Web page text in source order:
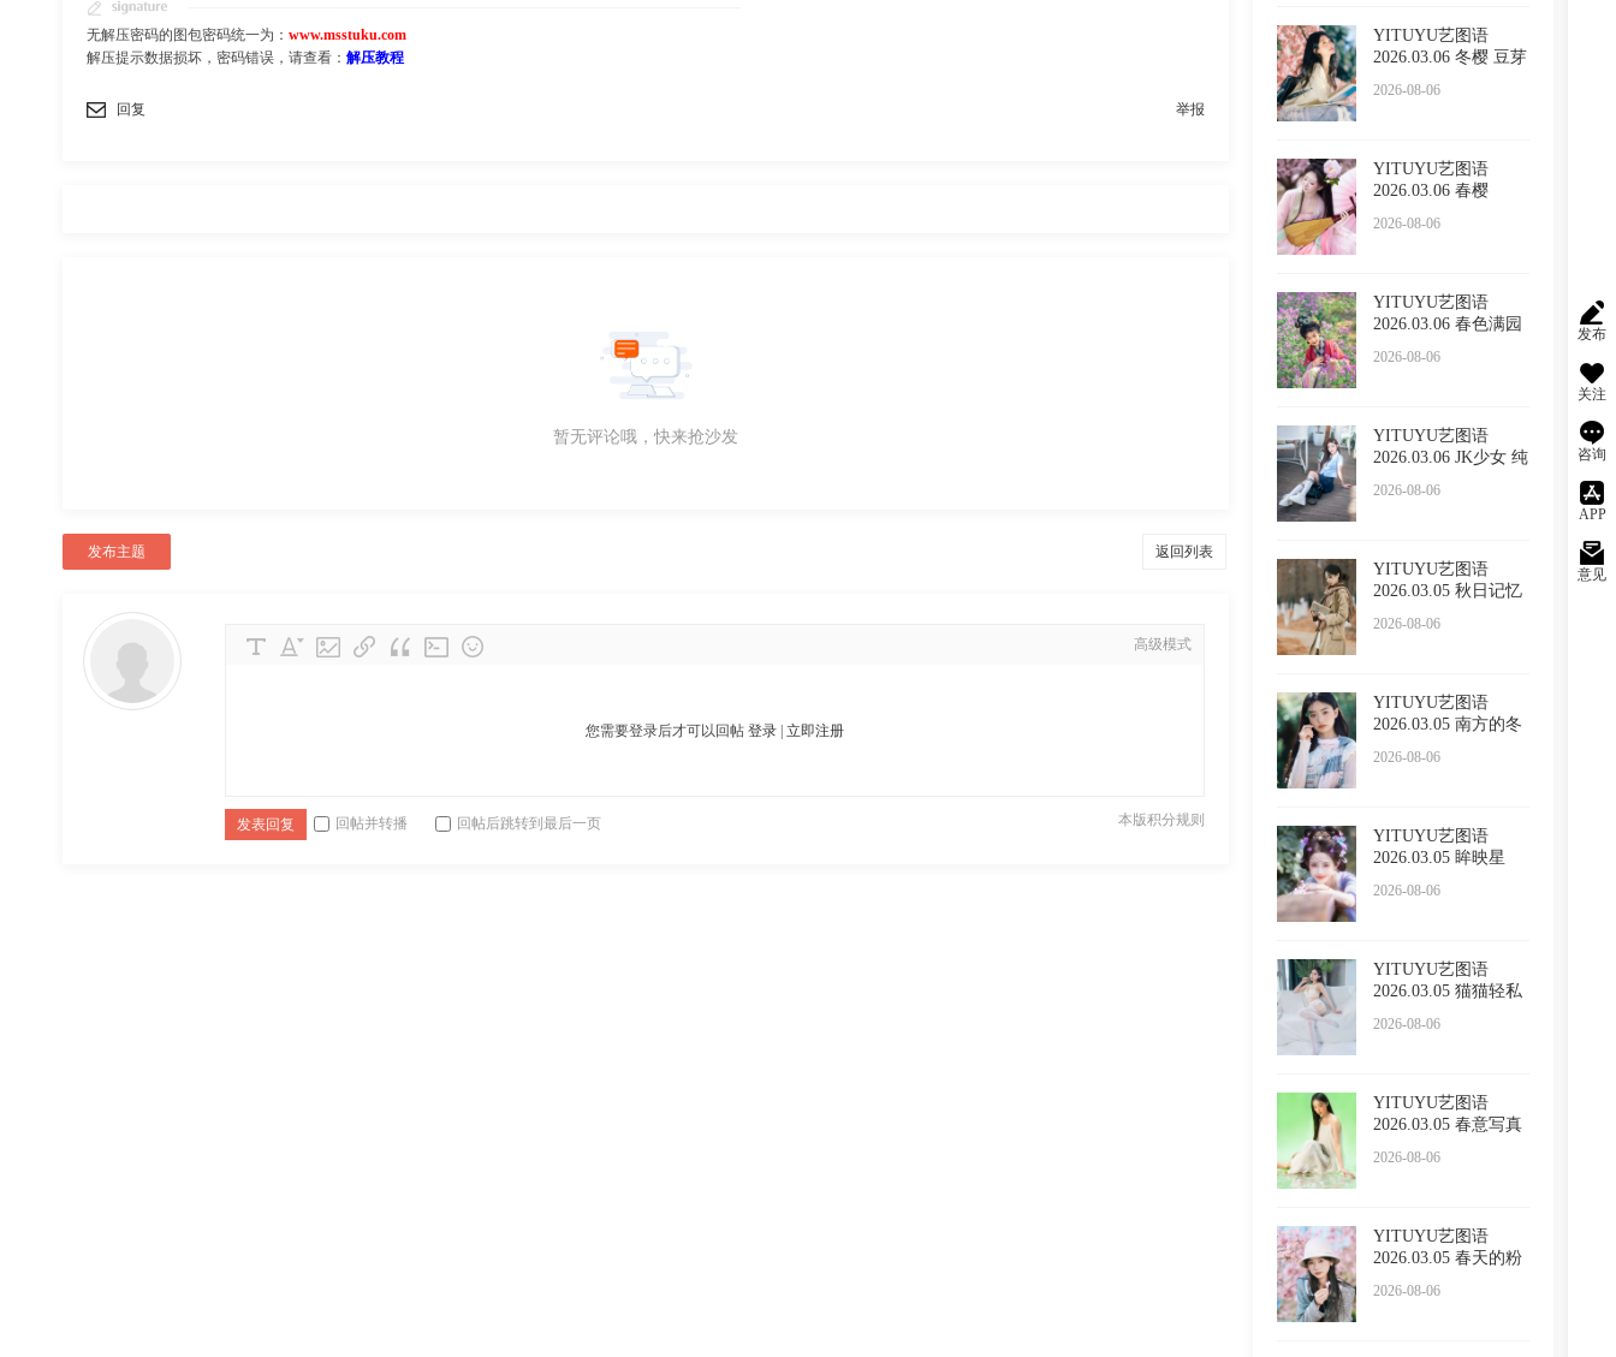
发布
关注
咨询
APP
意见
YITUYU艺图语
2026.03.06 冬樱 豆芽
2026-08-06
YITUYU艺图语
2026.03.06 春樱
2026-08-06
YITUYU艺图语
2026.03.06 春色满园
2026-08-06
YITUYU艺图语
2026.03.06 JK少女 纯
2026-08-06
YITUYU艺图语
2026.03.05 秋日记忆
2026-08-06
YITUYU艺图语
2026.03.05 南方的冬
2026-08-06
YITUYU艺图语
2026.03.05 眸映星
2026-08-06
YITUYU艺图语
2026.03.05 猫猫轻私
2026-08-06
YITUYU艺图语
2026.03.05 春意写真
2026-08-06
YITUYU艺图语
2026.03.05 春天的粉
2026-08-06
无解压密码的图包密码统一为： www.msstuku.com
解压提示数据损坏，密码错误，请查看： 解压教程
回复 举报
暂无评论哦，快来抢沙发
发布主题 返回列表
高级模式
您需要登录后才可以回帖 登录 立即注册
本版积分规则
发表回复 回帖并转播 回帖后跳转到最后一页